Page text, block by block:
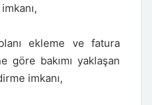
ekleme ve fatura
bakımı yaklaşan
imkanı,